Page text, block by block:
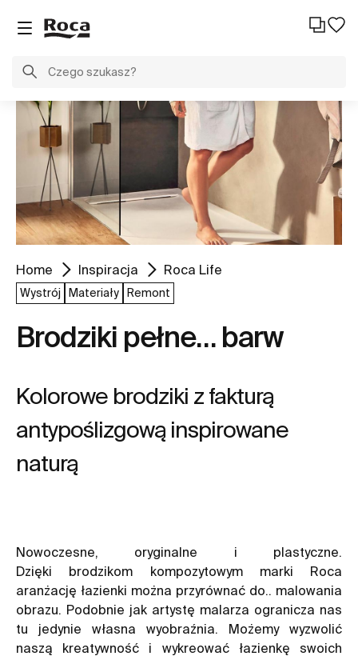
Home Inspiracja Roca Life
Wystrój Materiały Remont
Brodziki pełne… barw
Kolorowe brodziki z fakturą
antypoślizgową inspirowane
naturą
Nowoczesne, oryginalne i plastyczne.
Dzięki brodzikom kompozytowym marki Roca
aranżację łazienki można przyrównać do.. malowania
obrazu. Podobnie jak artystę malarza ogranicza nas
tu jedynie własna wyobraźnia. Możemy wyzwolić
naszą kreatywność i wykreować łazienkę swoich